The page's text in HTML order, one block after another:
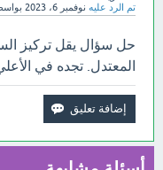
تم الرد عليه نوفمبر 6، 2023
حل سؤال يقل تركيز
المعتدل. تجده في